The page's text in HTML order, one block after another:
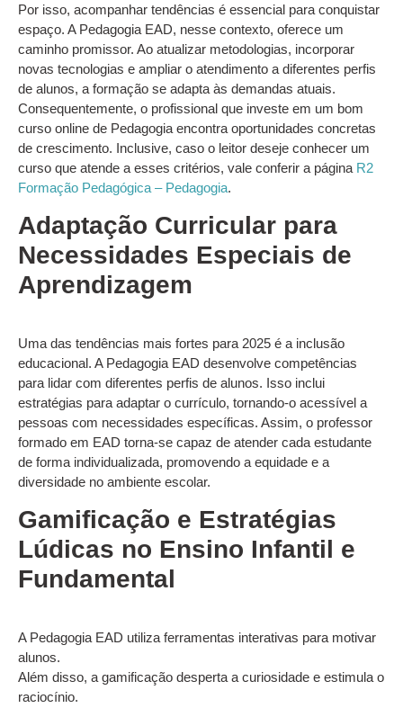
Por isso, acompanhar tendências é essencial para conquistar
espaço. A Pedagogia EAD, nesse contexto, oferece um
caminho promissor. Ao atualizar metodologias, incorporar
novas tecnologias e ampliar o atendimento a diferentes perfis
de alunos, a formação se adapta às demandas atuais.
Consequentemente, o profissional que investe em um bom
curso online de Pedagogia encontra oportunidades concretas
de crescimento. Inclusive, caso o leitor deseje conhecer um
curso que atende a esses critérios, vale conferir a página R2
Formação Pedagógica – Pedagogia.
Adaptação Curricular para
Necessidades Especiais de
Aprendizagem
Uma das tendências mais fortes para 2025 é a inclusão
educacional. A Pedagogia EAD desenvolve competências
para lidar com diferentes perfis de alunos. Isso inclui
estratégias para adaptar o currículo, tornando-o acessível a
pessoas com necessidades específicas. Assim, o professor
formado em EAD torna-se capaz de atender cada estudante
de forma individualizada, promovendo a equidade e a
diversidade no ambiente escolar.
Gamificação e Estratégias
Lúdicas no Ensino Infantil e
Fundamental
A Pedagogia EAD utiliza ferramentas interativas para motivar
alunos.
Além disso, a gamificação desperta a curiosidade e estimula o
raciocínio.